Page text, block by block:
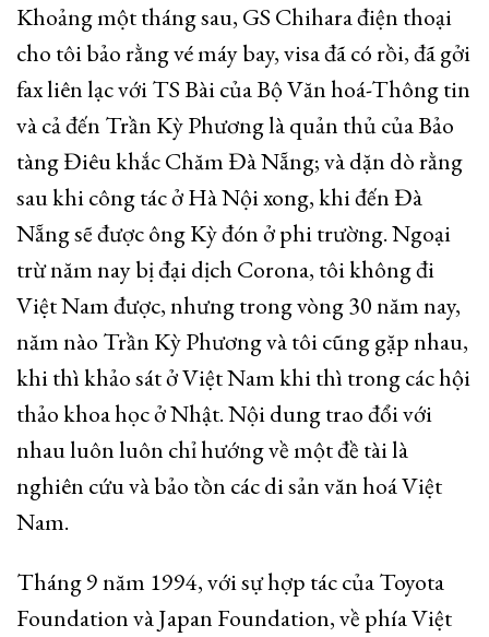
Khoảng một tháng sau, GS Chihara điện thoại
cho tôi bảo rằng vé máy bay, visa đã có rồi, đã gởi
fax liên lạc với TS Bài của Bộ Văn hoá-Thông tin
và cả đến Trần Kỳ Phương là quản thủ của Bảo
tàng Điêu khắc Chăm Đà Nẵng; và dặn dò rằng
sau khi công tác ở Hà Nội xong, khi đến Đà
Nẵng sẽ được ông Kỳ đón ở phi trường. Ngoại
trừ năm nay bị đại dịch Corona, tôi không đi
Việt Nam được, nhưng trong vòng 30 năm nay,
năm nào Trần Kỳ Phương và tôi cũng gặp nhau,
khi thì khảo sát ở Việt Nam khi thì trong các hội
thảo khoa học ở Nhật. Nội dung trao đổi với
nhau luôn luôn chỉ hướng về một đề tài là
nghiên cứu và bảo tồn các di sản văn hoá Việt
Nam.
Tháng 9 năm 1994, với sự hợp tác của Toyota
Foundation và Japan Foundation, về phía Việt